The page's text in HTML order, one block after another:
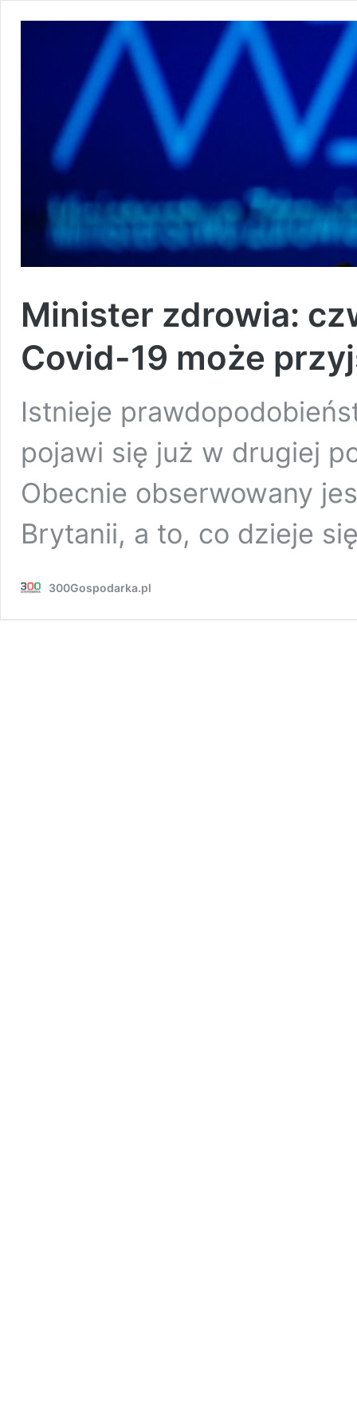
Minister zdrowia:
Covid-19 może
Istnieje
pojawi się już w drugiej
Obecnie obserwowany
Brytanii, a to, co dzieje
300Gospodarka.pl